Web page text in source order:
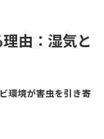
由：湿気と
環境が害虫を引き寄